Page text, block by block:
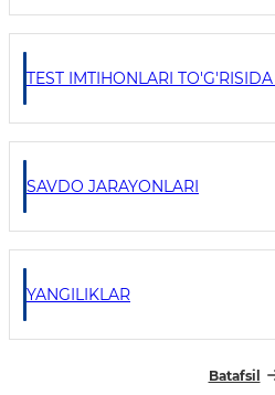
TEST IMTIHONLARI
SAVDO JARAYONLARI
YANGILIKLAR
Batafsil